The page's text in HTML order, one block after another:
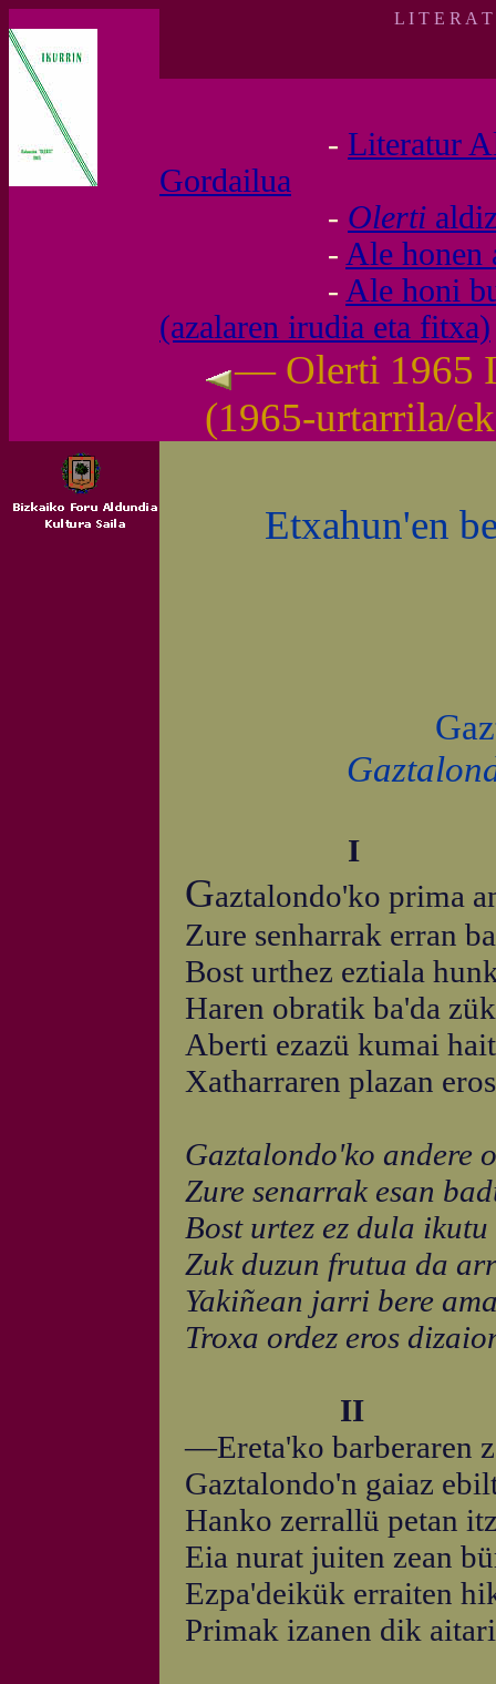
L I T E R A
- Literatur
Gordailua
- Olerti
- Ale honen
- Ale honi
(azalaren irudia eta fitxa)
— Olerti 1965
(1965-urtarrila/
Etxahun'en
I
Gaztalondo'ko prima
Zure senharrak erran
Bost urthez eztiala
Haren obratik ba'da
Aberti ezazü kumai
Xatharraren plazan
Gaztalondo'ko andere
Zure senarrak esan
Bost urtez ez dula
Zuk duzun frutua da
Yakiñean jarri bere
Troxa ordez eros
II
—Ereta'ko barberaren
Gaztalondo'n gaiaz
Hanko zerrallü petan
Eia nurat juiten zean
Ezpa'deikük erraiten
Primak izanen dik